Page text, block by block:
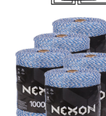
Izolatori pentru colț
Izolatori pentru poartǎ
Izolatori Speciali
Izolatori pentru sistem
Pachete Gard electric
Gard electric pentru
sălbatice